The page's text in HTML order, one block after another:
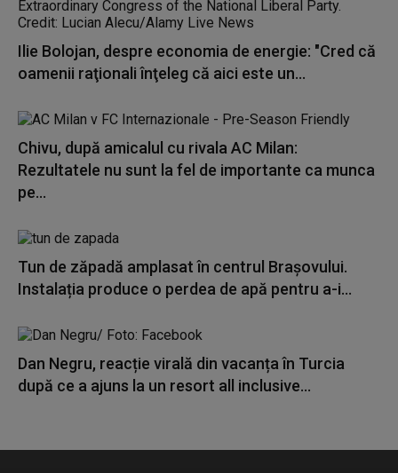
Ilie Bolojan, despre economia de energie: "Cred că
oamenii raţionali înţeleg că aici este un...
Chivu, după amicalul cu rivala AC Milan:
Rezultatele nu sunt la fel de importante ca munca
pe...
Tun de zăpadă amplasat în centrul Brașovului.
Instalația produce o perdea de apă pentru a-i...
Dan Negru, reacție virală din vacanța în Turcia
după ce a ajuns la un resort all inclusive...